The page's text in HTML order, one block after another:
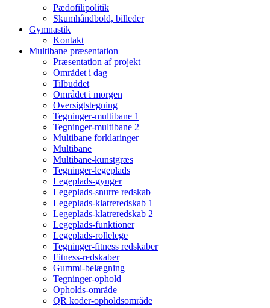
Pædofilipolitik
Skumhåndbold, billeder
Gymnastik
Kontakt
Multibane præsentation
Præsentation af projekt
Området i dag
Tilbuddet
Området i morgen
Oversigtstegning
Tegninger-multibane 1
Tegninger-multibane 2
Multibane forklaringer
Multibane
Multibane-kunstgræs
Tegninger-legeplads
Legeplads-gynger
Legeplads-snurre redskab
Legeplads-klatreredskab 1
Legeplads-klatreredskab 2
Legeplads-funktioner
Legeplads-rollelege
Tegninger-fitness redskaber
Fitness-redskaber
Gummi-belægning
Tegninger-ophold
Opholds-område
QR koder-opholdsområde